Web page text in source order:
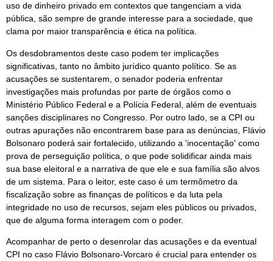
uso de dinheiro privado em contextos que tangenciam a vida
pública, são sempre de grande interesse para a sociedade, que
clama por maior transparência e ética na política.
Os desdobramentos deste caso podem ter implicações
significativas, tanto no âmbito jurídico quanto político. Se as
acusações se sustentarem, o senador poderia enfrentar
investigações mais profundas por parte de órgãos como o
Ministério Público Federal e a Polícia Federal, além de eventuais
sanções disciplinares no Congresso. Por outro lado, se a CPI ou
outras apurações não encontrarem base para as denúncias, Flávio
Bolsonaro poderá sair fortalecido, utilizando a 'inocentação' como
prova de perseguição política, o que pode solidificar ainda mais
sua base eleitoral e a narrativa de que ele e sua família são alvos
de um sistema. Para o leitor, este caso é um termômetro da
fiscalização sobre as finanças de políticos e da luta pela
integridade no uso de recursos, sejam eles públicos ou privados,
que de alguma forma interagem com o poder.
Acompanhar de perto o desenrolar das acusações e da eventual
CPI no caso Flávio Bolsonaro-Vorcaro é crucial para entender os